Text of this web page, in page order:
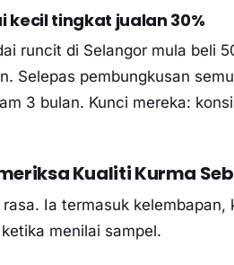
kecil tingkat jualan 30%
runcit di Selangor mula beli
Selepas pembungkusan
3 bulan. Kunci mereka:
Kualiti Kurma
Ia termasuk
menilai sampel.